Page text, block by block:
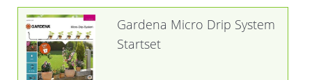
Gardena Micro Drip System
Startset